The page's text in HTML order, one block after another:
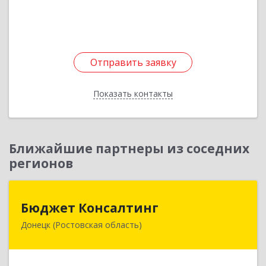
Отправить заявку
Показать контакты
Отправить заявку
Назад
Ближайшие партнеры из соседних
регионов
Бюджет Консалтинг
Донецк (Ростовская область)
346338, Ростовская обл, г.о. Город Донецк,